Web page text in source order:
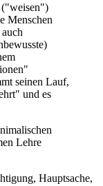
("weisen")
Menschen
seinen Lauf,
und es
Lehre
Hauptsache,